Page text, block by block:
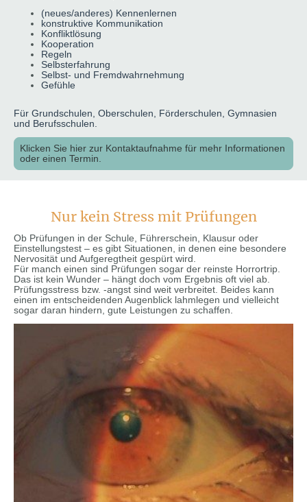
(neues/anderes) Kennenlernen
konstruktive Kommunikation
Konfliktlösung
Kooperation
Regeln
Selbsterfahrung
Selbst- und Fremdwahrnehmung
Gefühle
Für Grundschulen, Oberschulen, Förderschulen, Gymnasien
und Berufsschulen.
Klicken Sie hier zur Kontaktaufnahme für mehr Informationen
oder einen Termin.
Nur kein Stress mit Prüfungen
Ob Prüfungen in der Schule, Führerschein, Klausur oder
Einstellungstest – es gibt Situationen, in denen eine besondere
Nervosität und Aufgeregtheit gespürt wird.
Für manch einen sind Prüfungen sogar der reinste Horrortrip.
Das ist kein Wunder – hängt doch vom Ergebnis oft viel ab.
Prüfungsstress bzw. -angst sind weit verbreitet. Beides kann
einen im entscheidenden Augenblick lahmlegen und vielleicht
sogar daran hindern, gute Leistungen zu schaffen.